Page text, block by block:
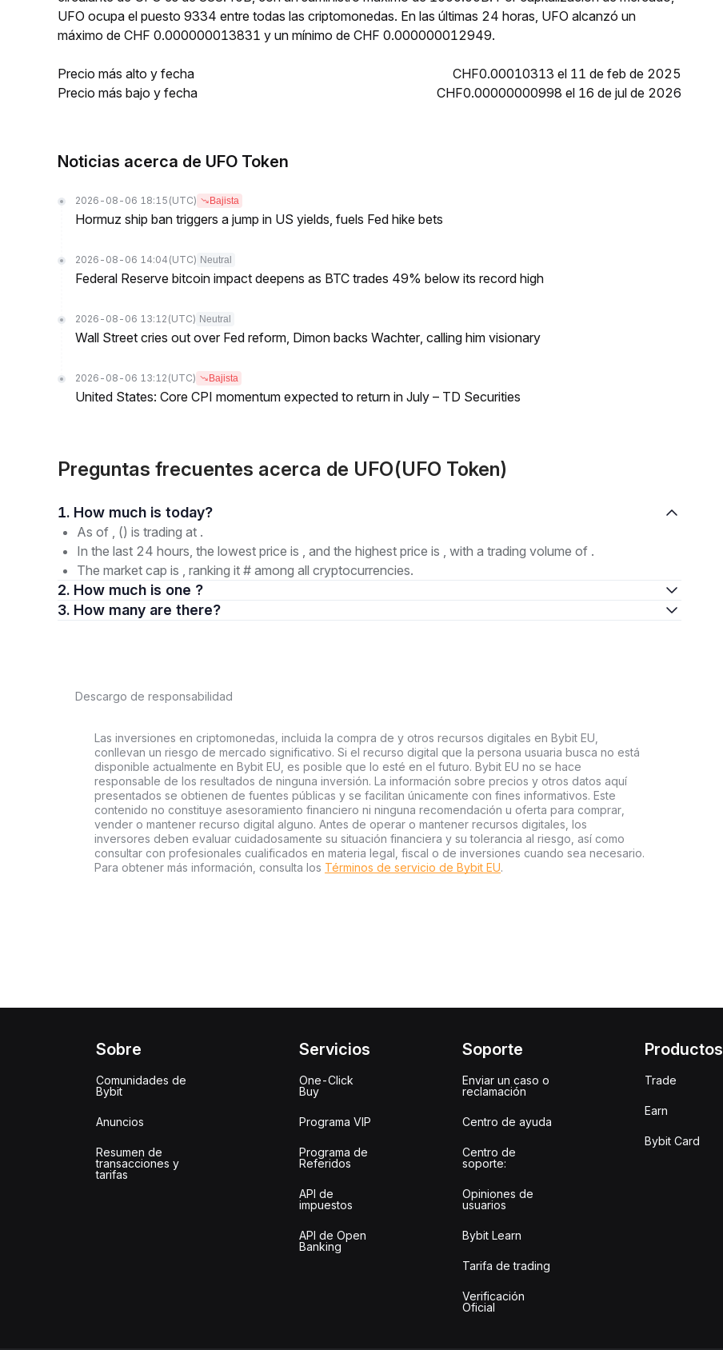
UFO ocupa el puesto 9334 entre todas las criptomonedas. En las últimas 24 horas, UFO alcanzó un
máximo de CHF 0.000000013831 y un mínimo de CHF 0.000000012949.
Precio más alto y fecha
CHF0.00010313 el 11 de feb de 2025
Precio más bajo y fecha
CHF0.00000000998 el 16 de jul de 2026
Noticias acerca de UFO Token
2026-08-06 18:15 (UTC) Bajista
Hormuz ship ban triggers a jump in US yields, fuels Fed hike bets
2026-08-06 14:04 (UTC) Neutral
Federal Reserve bitcoin impact deepens as BTC trades 49% below its record high
2026-08-06 13:12 (UTC) Neutral
Wall Street cries out over Fed reform, Dimon backs Wachter, calling him visionary
2026-08-06 13:12 (UTC) Bajista
United States: Core CPI momentum expected to return in July – TD Securities
Preguntas frecuentes acerca de UFO(UFO Token)
1. How much is today?
As of , () is trading at .
In the last 24 hours, the lowest price is , and the highest price is , with a trading volume of .
The market cap is , ranking it # among all cryptocurrencies.
2. How much is one ?
3. How many are there?
Descargo de responsabilidad
Las inversiones en criptomonedas, incluida la compra de y otros recursos digitales en Bybit EU,
conllevan un riesgo de mercado significativo. Si el recurso digital que la persona usuaria busca no está
disponible actualmente en Bybit EU, es posible que lo esté en el futuro. Bybit EU no se hace
responsable de los resultados de ninguna inversión. La información sobre precios y otros datos aquí
presentados se obtienen de fuentes públicas y se facilitan únicamente con fines informativos. Este
contenido no constituye asesoramiento financiero ni ninguna recomendación u oferta para comprar,
vender o mantener recurso digital alguno. Antes de operar o mantener recursos digitales, los
inversores deben evaluar cuidadosamente su situación financiera y su tolerancia al riesgo, así como
consultar con profesionales cualificados en materia legal, fiscal o de inversiones cuando sea necesario.
Para obtener más información, consulta los Términos de servicio de Bybit EU.
Sobre
Comunidades de
Bybit
Anuncios
Resumen de
transacciones y
tarifas
Servicios
One-Click
Buy
Programa VIP
Programa de
Referidos
API de
impuestos
API de Open
Banking
Soporte
Enviar un caso o
reclamación
Centro de ayuda
Centro de
soporte:
Opiniones de
usuarios
Bybit Learn
Tarifa de trading
Verificación
Oficial
Productos
Trade
Earn
Bybit Card